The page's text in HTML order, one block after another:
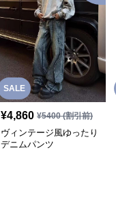
SALE
¥4,860 ¥5400(割引前)
ヴィンテージ風ゆったり
デニムパンツ